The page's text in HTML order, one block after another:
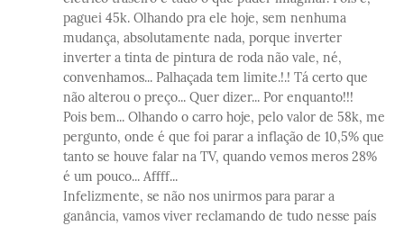
paguei 45k. Olhando pra ele hoje, sem nenhuma
mudança, absolutamente nada, porque inverter
inverter a tinta de pintura de roda não vale, né,
convenhamos... Palhaçada tem limite.!.! Tá certo que
não alterou o preço... Quer dizer... Por enquanto!!!
Pois bem... Olhando o carro hoje, pelo valor de 58k, me
pergunto, onde é que foi parar a inflação de 10,5% que
tanto se houve falar na TV, quando vemos meros 28%
é um pouco... Affff...
Infelizmente, se não nos unirmos para parar a
ganância, vamos viver reclamando de tudo nesse país